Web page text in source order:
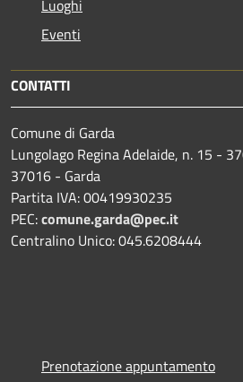
Luoghi
Eventi
CONTATTI
Comune di Garda
Lungolago Regina Adelaide, n. 15 -
37016 - Garda
Partita IVA: 00419930235
PEC:comune.garda@pec.it
Centralino Unico: 045.6208444
Prenotazione appuntamento